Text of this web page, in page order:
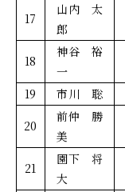
17
山内 太
郎
18
神谷 裕
一
19
市川 聡
20
前仲 勝
美
21
園下 将
大